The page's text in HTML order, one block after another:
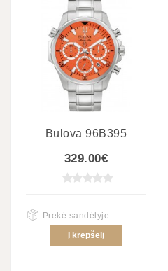
Bulova 96B395
329.00€
Prekė sandėlyje
Į krepšelį